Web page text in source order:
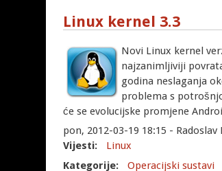
Linux kernel 3.3
Novi Linux kernel
najzanimljiviji
godina neslaganja
problema s
će se evolucijske promjene
pon, 2012-03-19 18:15 - Radoslav
Vijesti:
Linux
Kategorije:
Operacijski sustavi